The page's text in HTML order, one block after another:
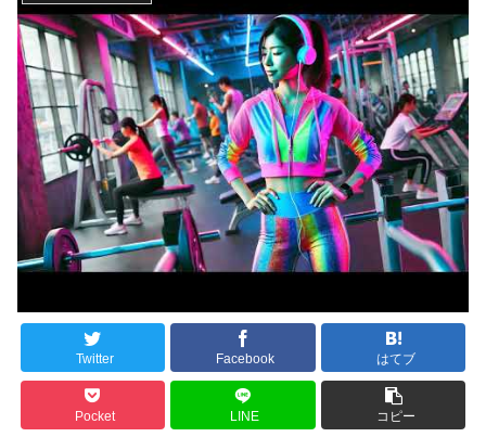
Twitter Facebook はてブ
Pocket LINE コピー